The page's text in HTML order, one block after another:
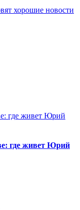
хорошие новости
где живет Юрий